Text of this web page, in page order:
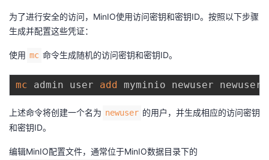
为了进行安全的访问，MinIO使用访问密钥和密钥ID。按照以下步骤
生成并配置这些凭证：
使用 mc 命令生成随机的访问密钥和密钥ID。
mc admin user add
上述命令将创建一个名为 newuser 的用户，并生成相应的访问密钥
和密钥ID。
编辑MinIO配置文件，通常位于MinIO数据目录下的